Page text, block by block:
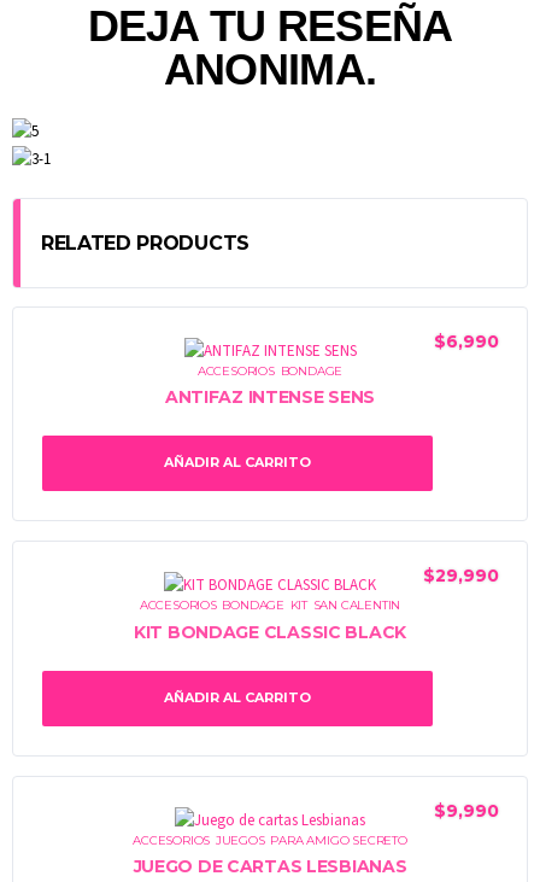
DEJA TU RESEÑA
ANONIMA.
RELATED PRODUCTS
ACCESORIOS, BONDAGE
ANTIFAZ INTENSE SENS
$6,990
AÑADIR AL CARRITO
ACCESORIOS, BONDAGE KIT, SAN CALENTIN
KIT BONDAGE CLASSIC BLACK
$29,990
AÑADIR AL CARRITO
ACCESORIOS JUEGOS, PARA AMIGO SECRETO
JUEGO DE CARTAS LESBIANAS
$9,990